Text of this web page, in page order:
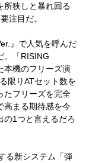
所狭しと暴れ回る
注目だ。
』で人気を呼んだ
。「RISING
本機のフリーズ演
限りATセット数を
たフリーズを完全
高まる期待感を今
の1つと言えるだろ
る新システム「弾